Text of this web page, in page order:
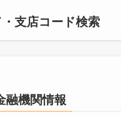
支店コード検索
融機関情報